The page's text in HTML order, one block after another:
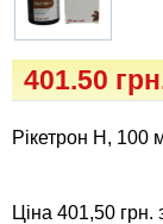
401.50
Рікетрон Н, 100
Ціна 401,50 грн.
Ласощі та
Vet Diet Canine
килимки
Миски,